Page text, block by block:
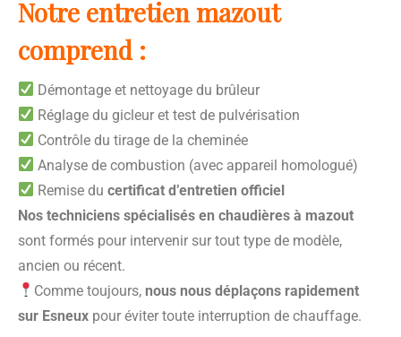
Notre entretien mazout
comprend :
Démontage et nettoyage du brûleur
Réglage du gicleur et test de pulvérisation
Contrôle du tirage de la cheminée
Analyse de combustion (avec appareil homologué)
Remise ducertificat d’entretien officiel
Nos techniciens spécialisés en chaudières à mazout
sont formés pour intervenir sur tout type de modèle,
ancien ou récent.
Comme toujours, nous nous déplaçons rapidement
sur Esneux pour éviter toute interruption de chauffage.